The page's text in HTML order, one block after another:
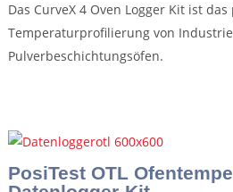
Das CurveX 4 Oven Logger Kit ist
Temperaturprofilierung von
Pulverbeschichtungsöfen.
PosiTest OTL